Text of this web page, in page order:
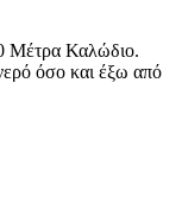
Μέτρα Καλώδιο.
όσο και έξω από